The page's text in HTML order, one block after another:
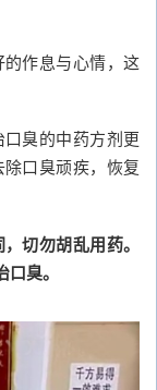
作息与心情，这
臭的中药方剂更
口臭顽疾，恢复
切勿胡乱用药。
臭。